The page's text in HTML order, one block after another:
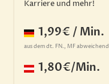
Karriere und mehr!
1,99€ / Min.
aus dem dt. FN., MF abweichend
1,80€/Min.